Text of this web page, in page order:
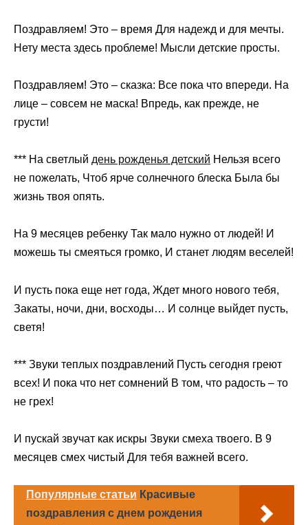
Поздравляем! Это – время Для надежд и для мечты.
Нету места здесь проблеме! Мысли детские просты.
Поздравляем! Это – сказка: Все пока что впереди. На
лице – совсем не маска! Впредь, как прежде, не
грусти!
*** На светлый день рожденья детский Нельзя всего
не пожелать, Чтоб ярче солнечного блеска Была бы
жизнь твоя опять.
На 9 месяцев ребенку Так мало нужно от людей! И
можешь ты смеяться громко, И станет людям веселей!
И пусть пока еще нет года, Ждет много нового тебя,
Закаты, ночи, дни, восходы… И солнце выйдет пусть,
светя!
*** Звуки теплых поздравлений Пусть сегодня греют
всех! И пока что нет сомнений В том, что радость – то
не грех!
И пускай звучат как искры Звуки смеха твоего. В 9
месяцев смех чистый Для тебя важней всего.
Популярные статьи Красивые
поздравления с днем рождения